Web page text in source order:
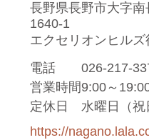
長野県長野市大字南
1640-1
エクセリオンヒル
電話
026-217-
営業時間9:00～
定休日
水曜日（祝
https://